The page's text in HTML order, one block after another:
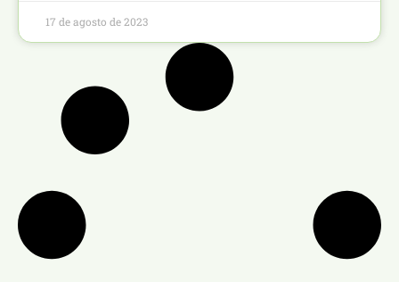
17 de agosto de 2023